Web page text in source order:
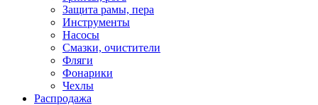
Защита рамы, пера
Инструменты
Насосы
Смазки, очистители
Фляги
Фонарики
Чехлы
Распродажа